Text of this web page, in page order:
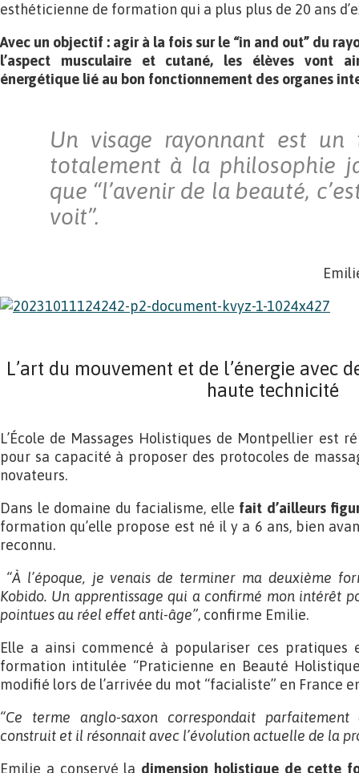
esthéticienne de formation qui a plus plus de 20 ans
Avec un objectif : agir à la fois sur le “in and out” du
l’aspect musculaire et cutané, les élèves vont
énergétique lié au bon fonctionnement des organes
Un visage rayonnant est un
totalement à la philosophie
que “l’avenir de la beauté,
voit”.
L’art du mouvement et de l’énergie avec
haute technicité
L’École de Massages Holistiques de Montpellier est
pour sa capacité à proposer des protocoles de
novateurs.
Dans le domaine du facialisme, elle fait d’ailleurs
formation qu’elle propose est né il y a 6 ans, bien
reconnu.
“À l’époque, je venais de terminer ma deuxième
Kobido. Un apprentissage qui a confirmé mon intérêt
pointues au réel effet anti-âge”, confirme Emilie.
Elle a ainsi commencé à populariser ces
formation intitulée “Praticienne en Beauté
modifié lors de l’arrivée du mot “facialiste” en France
“Ce terme anglo-saxon correspondait
construit et il résonnait avec l’évolution actuelle de la
Emilie a conservé la dimension holistique de cette